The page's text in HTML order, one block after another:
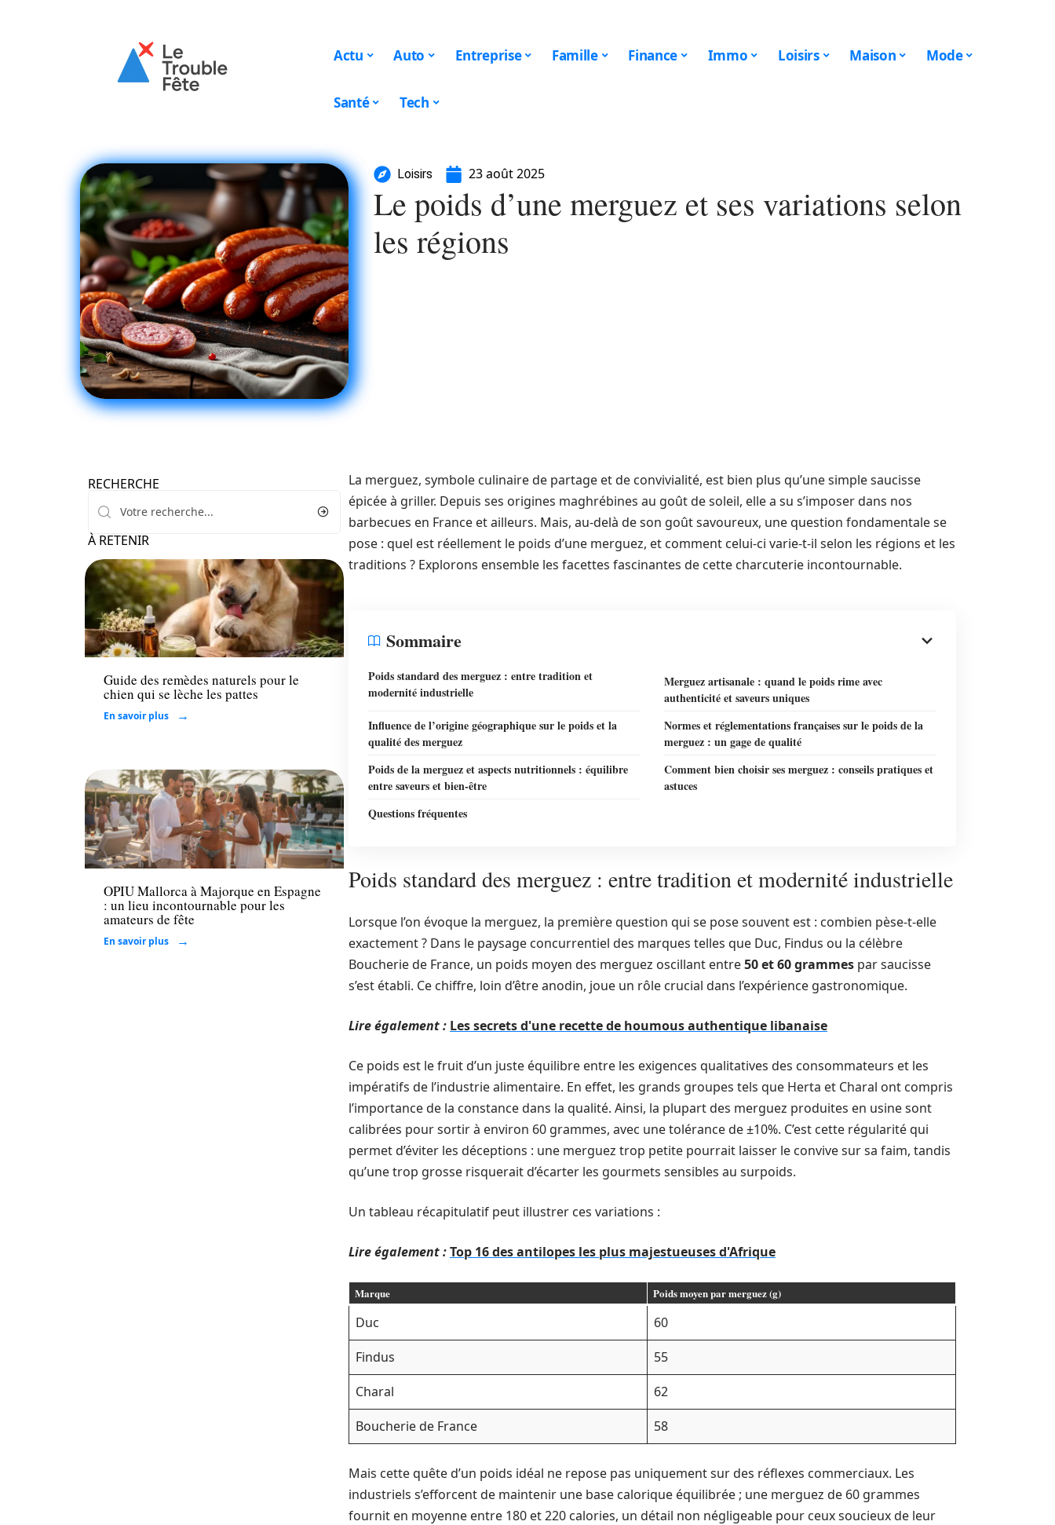
Actu Auto Entreprise Famille Finance Immo Loisirs Maison Mode
Santé Tech
Loisirs 23 août 2025
Le poids d’une merguez et ses variations selon
les régions
RECHERCHE
À RETENIR
Santé
Guide des remèdes naturels pour le
chien qui se lèche les pattes
En savoir plus
Loisirs
OPIU Mallorca à Majorque en Espagne
: un lieu incontournable pour les
amateurs de fête
En savoir plus
La merguez, symbole culinaire de partage et de convivialité, est bien plus qu’une simple saucisse
épicée à griller. Depuis ses origines maghrébines au goût de soleil, elle a su s’imposer dans nos
barbecues en France et ailleurs. Mais, au-delà de son goût savoureux, une question fondamentale se
pose : quel est réellement le poids d’une merguez, et comment celui-ci varie-t-il selon les régions et les
traditions ? Explorons ensemble les facettes fascinantes de cette charcuterie incontournable.
Sommaire
Poids standard des merguez : entre tradition et
modernité industrielle
Merguez artisanale : quand le poids rime avec
authenticité et saveurs uniques
Influence de l’origine géographique sur le poids et la
qualité des merguez
Normes et réglementations françaises sur le poids de la
merguez : un gage de qualité
Poids de la merguez et aspects nutritionnels : équilibre
entre saveurs et bien-être
Comment bien choisir ses merguez : conseils pratiques et
astuces
Questions fréquentes
Poids standard des merguez : entre tradition et modernité industrielle
Lorsque l’on évoque la merguez, la première question qui se pose souvent est : combien pèse-t-elle
exactement ? Dans le paysage concurrentiel des marques telles que Duc, Findus ou la célèbre
Boucherie de France, un poids moyen des merguez oscillant entre50 et 60 grammes par saucisse
s’est établi. Ce chiffre, loin d’être anodin, joue un rôle crucial dans l’expérience gastronomique.
Lire également : Les secrets d'une recette de houmous authentique libanaise
Ce poids est le fruit d’un juste équilibre entre les exigences qualitatives des consommateurs et les
impératifs de l’industrie alimentaire. En effet, les grands groupes tels que Herta et Charal ont compris
l’importance de la constance dans la qualité. Ainsi, la plupart des merguez produites en usine sont
calibrées pour sortir à environ 60 grammes, avec une tolérance de ±10%. C’est cette régularité qui
permet d’éviter les déceptions : une merguez trop petite pourrait laisser le convive sur sa faim, tandis
qu’une trop grosse risquerait d’écarter les gourmets sensibles au surpoids.
Un tableau récapitulatif peut illustrer ces variations :
Lire également :Top 16 des antilopes les plus majestueuses d'Afrique
Marque Poids moyen par merguez (g)
Duc
60
Findus
55
Charal
62
Boucherie de France
58
Mais cette quête d’un poids idéal ne repose pas uniquement sur des réflexes commerciaux. Les
industriels s’efforcent de maintenir une base calorique équilibrée ; une merguez de 60 grammes
fournit en moyenne entre 180 et 220 calories, un détail non négligeable pour ceux soucieux de leur